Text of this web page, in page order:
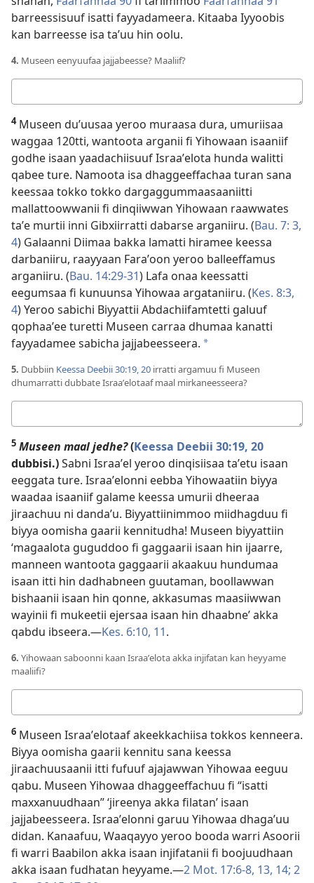
barreessisuuf isatti fayyadameera. Kitaaba Iyyoobis
kan barreesse isa taʼuu hin oolu.
4. Museen eenyuufaa jajjabeesse? Maaliif?
kee
4Museen duʼuusaa yeroo muraasa dura, umuriisaa
waggaa 120tti, wantoota arganii fi Yihowaan isaaniif
godhe isaan yaadachiisuuf Israaʼelota hunda walitti
qabee ture. Namoota isa dhaggeeffachaa turan sana
keessaa tokko tokko dargaggummaasaaniitti
mallattoowwanii fi dinqiiwwan Yihowaan raawwates
taʼe murtii inni Gibxiirratti dabarse arganiiru. (Bau. 7: 3,
4) Galaanni Diimaa bakka lamatti hiramee keessa
darbaniiru, raayyaan Faraʼoon yeroo balleeffamus
arganiiru. (Bau. 14:29-31) Lafa onaa keessatti
eegumsaa fi kunuunsa Yihowaa argataniiru. (Kes. 8:3,
4) Yeroo sabichi Biyyattii Abdachiifamtetti galuuf
qophaaʼee turetti Museen carraa dhumaa kanatti
fayyadamee sabicha jajjabeesseera. a
5. Dubbiin Keessa Deebii 30:19, 20 irratti argamuu fi Museen
dhumarratti dubbate Israaʼelotaaf maal mirkaneesseera?
kee
5 Museen maal jedhe?(Keessa Deebii 30:19, 20
dubbisi.)Sabni Israaʼel yeroo dinqisiisaa taʼetu isaan
eeggata ture. Israaʼelonni eebba Yihowaatiin biyya
waadaa isaaniif galame keessa umurii dheeraa
jiraachuu ni dandaʼu. Biyyattiinimmoo miidhagduu fi
biyya oomisha gaarii kennitudha! Museen biyyattiin
‘magaalota guguddoo fi gaggaarii isaan hin ijaarre,
manneen wantoota gaggaarii akaakuu hundumaa
isaan itti hin dadhabneen guutaman, boollawwan
bishaanii isaan hin qonne, akkasumas maasiiwwan
wayinii fi mukeetii ejersaa isaan hin dhaabne’ akka
qabdu ibseera.—Kes. 6:10, 11.
6. Yihowaan saboonni kaan Israaʼelota akka injifatan kan heyyame
maaliifi?
kee
6 Museen Israaʼelotaaf akeekkachiisa tokkos kenneera.
Biyya oomisha gaarii kennitu sana keessa
jiraachuusaanii itti fufuuf ajajawwan Yihowaa eeguu
qabu. Museen Yihowaa dhaggeeffachuu fi “isatti
maxxanuudhaan” ‘jireenya akka filatan’ isaan
jajjabeesseera. Israaʼelonni garuu Yihowaa dhagaʼuu
didan. Kanaafuu, Waaqayyo yeroo booda warri Asoorii
fi warri Baabilon akka isaan injifatanii fi boojuudhaan
akka isaan fudhatan heyyame.—2 Mot. 17:6-8, 13, 14; 2